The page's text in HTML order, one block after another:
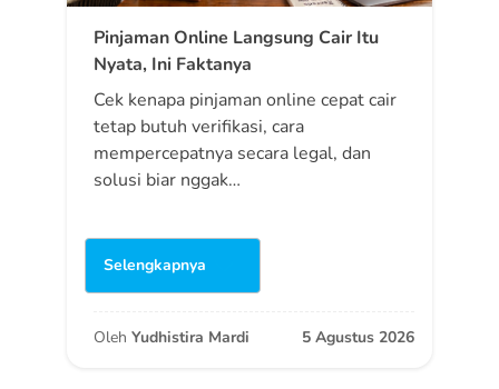
Pinjaman Online Langsung Cair Itu
Nyata, Ini Faktanya
Cek kenapa pinjaman online cepat cair
tetap butuh verifikasi, cara
mempercepatnya secara legal, dan
solusi biar nggak…
Selengkapnya
Oleh Yudhistira Mardi 5 Agustus 2026